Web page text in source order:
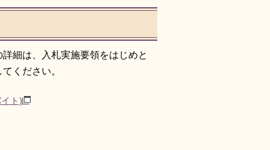
細は、入札実施要領をはじめと
ください。
ト)